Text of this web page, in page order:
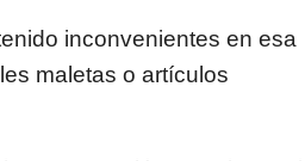
inconvenientes en esa
maletas o artículos